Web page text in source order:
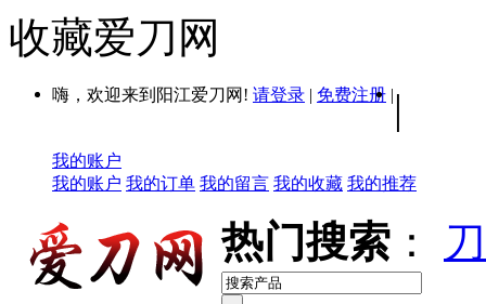
收藏爱刀网
嗨，欢迎来到阳江爱刀网! 请登录 | 免费注册 | |
我的账户
我的账户 我的订单 我的留言 我的收藏 我的推荐
热门搜索 ：